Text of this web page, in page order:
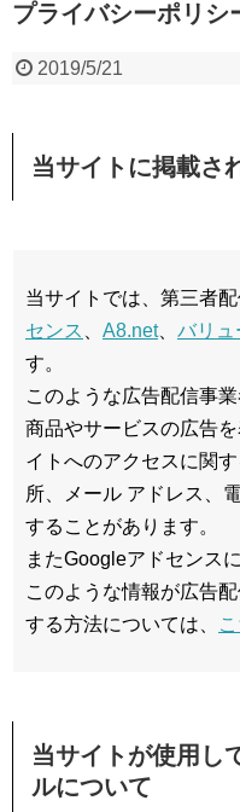
プライバシーポリシ
2019/5/21
当サイトに掲載さ
当サイトでは、第三者
センス
A8.net、 バリュ
す。
このような広告配信事
商品やサービスの広告
イトへのアクセスに関
所、メール アドレス、
することがあります。
またGoogleアドセンス
このような情報が広告
する方法については、
当サイトが使用し
ルについて